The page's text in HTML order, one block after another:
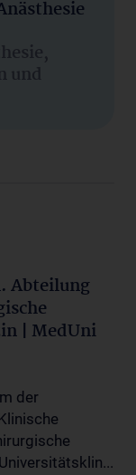
und
Abteilung
| MedUni
der